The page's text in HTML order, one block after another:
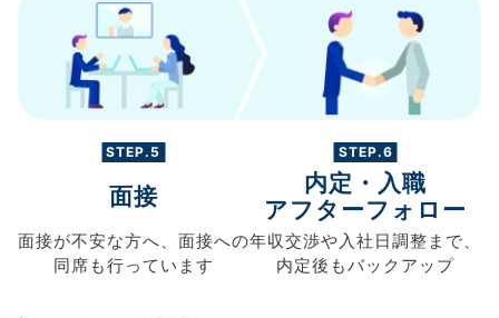
STEP.5
面接
面接が不安な方へ、 面接への
同席も行っています
STEP.6
内定・入職
アフターフォロー
年収交渉や入社日調整まで、
内定後もバックアップ